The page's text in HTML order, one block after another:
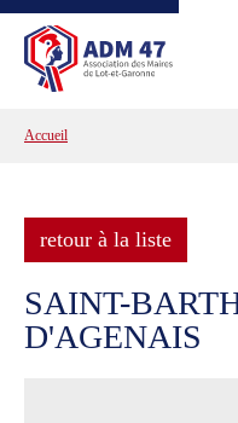
Accueil
retour à la liste
SAINT-
D'AGENAIS